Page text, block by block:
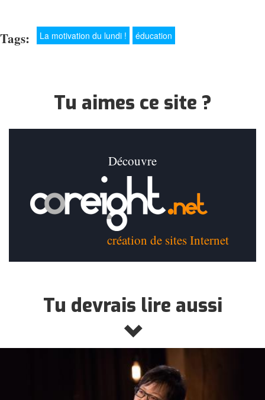
Tags: La motivation du lundi ! éducation
Tu aimes ce site ?
Découvre
création de sites Internet
Tu devrais lire aussi